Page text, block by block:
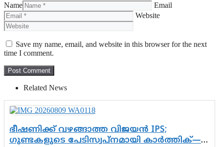
Name
Email
Website
Save my name, email, and website in this browser for the next
time I comment.
Related News
ഭീഷണിക്ക് വഴങ്ങാത്ത വിജയൻ IPS;
ഗുണ്ടകളുടെ പേടിസ്വപ്നമായി കാർത്തിക്—